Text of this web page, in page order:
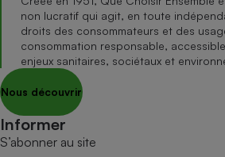
non lucratif qui agit, en toute
droits des consommateurs et des
consommation responsable,
enjeux sanitaires, sociétaux et
Nous découvrir
Informer
S’abonner au site